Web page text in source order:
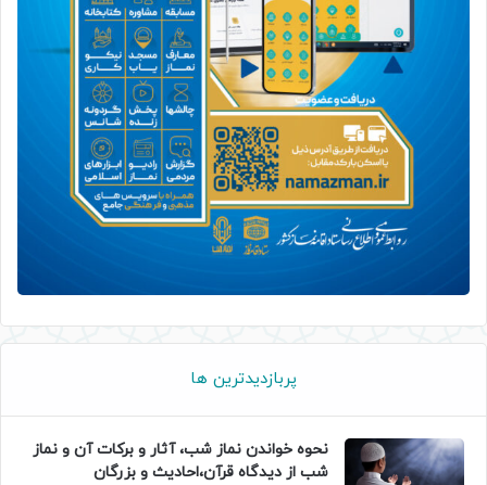
پربازدیدترین ها
نحوه خواندن نماز شب، آثار و برکات آن و نماز
شب از دیدگاه قرآن،احادیث و بزرگان